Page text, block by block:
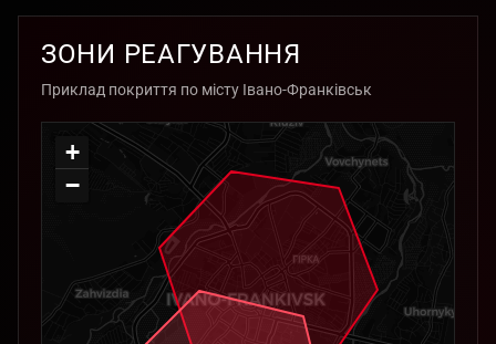
ЗОНИ РЕАГУВАННЯ
Приклад покриття по місту Івано-Франківськ
+
−